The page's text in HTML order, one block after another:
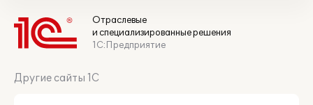
Отраслевые
и специализированные решения
1С:Предприятие
Другие сайты 1С